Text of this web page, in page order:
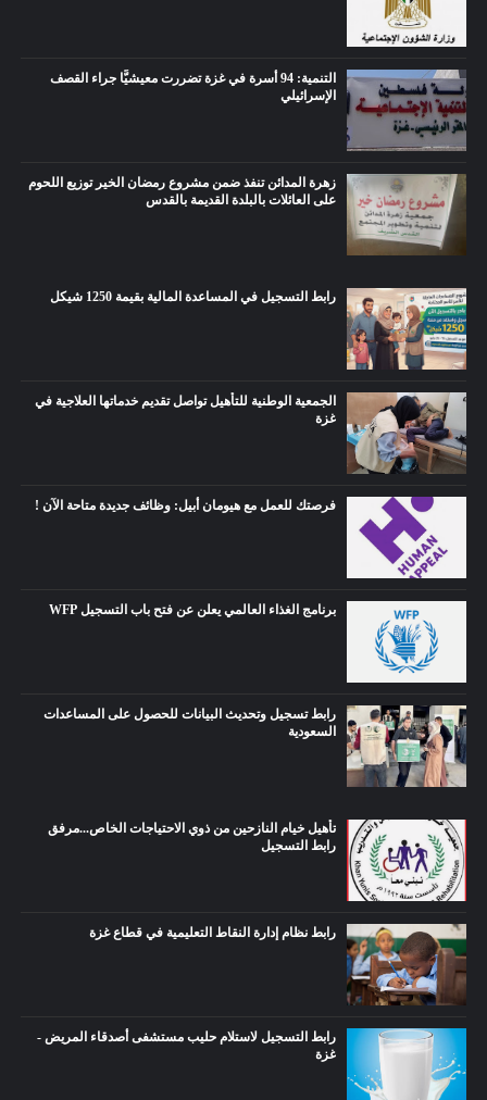
التنمية: 94 أسرة في غزة تضررت معيشيًّا جراء القصف
الإسرائيلي
زهرة المدائن تنفذ ضمن مشروع رمضان الخير توزيع اللحوم
على العائلات بالبلدة القديمة بالقدس
رابط التسجيل في المساعدة المالية بقيمة 1250 شيكل
الجمعية الوطنية للتأهيل تواصل تقديم خدماتها العلاجية في
غزة
فرصتك للعمل مع هيومان أبيل: وظائف جديدة متاحة الآن !
برنامج الغذاء العالمي يعلن عن فتح باب التسجيل WFP
رابط تسجيل وتحديث البيانات للحصول على المساعدات
السعودية
تأهيل خيام النازحين من ذوي الاحتياجات الخاص...مرفق
رابط التسجيل
رابط نظام إدارة النقاط التعليمية في قطاع غزة
رابط التسجيل لاستلام حليب مستشفى أصدقاء المريض -
غزة